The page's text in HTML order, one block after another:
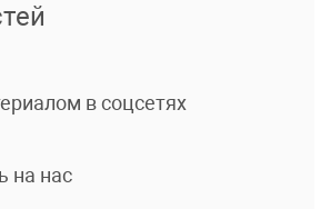
в соцсетях
на нас